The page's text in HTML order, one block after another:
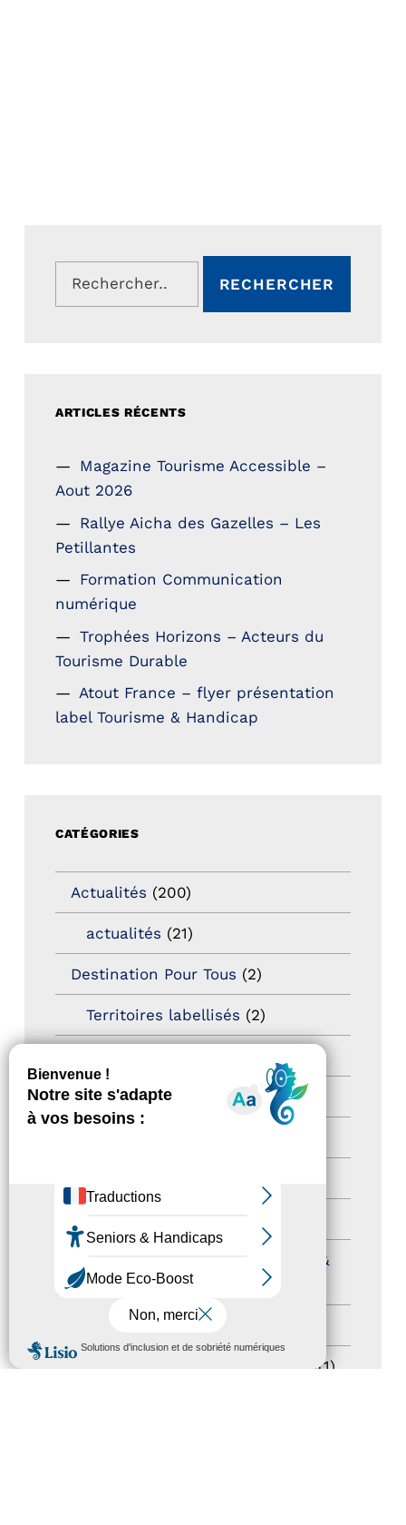
MENU
Rechercher :
ARTICLES RÉCENTS
Magazine Tourisme Accessible –
Aout 2026
Rallye Aicha des Gazelles – Les
Petillantes
Formation Communication
numérique
Trophées Horizons – Acteurs du
Tourisme Durable
Atout France – flyer présentation
label Tourisme & Handicap
CATÉGORIES
Actualités (200)
actualités (21)
Destination Pour Tous (2)
Territoires labellisés (2)
Newsletter pro
Journées nationales Tourisme &
Handicap(5)
Salons(11)
(1)